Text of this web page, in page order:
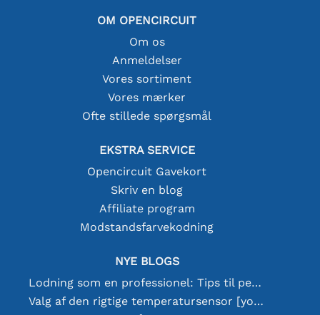
OM OPENCIRCUIT
Om os
Anmeldelser
Vores sortiment
Vores mærker
Ofte stillede spørgsmål
EKSTRA SERVICE
Opencircuit Gavekort
Skriv en blog
Affiliate program
Modstandsfarvekodning
NYE BLOGS
Lodning som en professionel: Tips til perfekte elektroniske forbindelser
Valg af den rigtige temperatursensor [youtube]